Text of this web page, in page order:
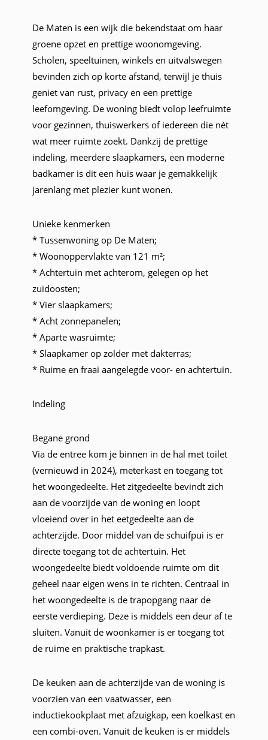
De Maten is een wijk die bekendstaat om haar
groene opzet en prettige woonomgeving.
Scholen, speeltuinen, winkels en uitvalswegen
bevinden zich op korte afstand, terwijl je thuis
geniet van rust, privacy en een prettige
leefomgeving. De woning biedt volop leefruimte
voor gezinnen, thuiswerkers of iedereen die nét
wat meer ruimte zoekt. Dankzij de prettige
indeling, meerdere slaapkamers, een moderne
badkamer is dit een huis waar je gemakkelijk
jarenlang met plezier kunt wonen.
Unieke kenmerken
* Tussenwoning op De Maten;
* Woonoppervlakte van 121 m²;
* Achtertuin met achterom, gelegen op het
zuidoosten;
* Vier slaapkamers;
* Acht zonnepanelen;
* Aparte wasruimte;
* Slaapkamer op zolder met dakterras;
* Ruime en fraai aangelegde voor- en achtertuin.
Indeling
Begane grond
Via de entree kom je binnen in de hal met toilet
(vernieuwd in 2024), meterkast en toegang tot
het woongedeelte. Het zitgedeelte bevindt zich
aan de voorzijde van de woning en loopt
vloeiend over in het eetgedeelte aan de
achterzijde. Door middel van de schuifpui is er
directe toegang tot de achtertuin. Het
woongedeelte biedt voldoende ruimte om dit
geheel naar eigen wens in te richten. Centraal in
het woongedeelte is de trapopgang naar de
eerste verdieping. Deze is middels een deur af te
sluiten. Vanuit de woonkamer is er toegang tot
de ruime en praktische trapkast.
De keuken aan de achterzijde van de woning is
voorzien van een vaatwasser, een
inductiekookplaat met afzuigkap, een koelkast en
een combi-oven. Vanuit de keuken is er middels